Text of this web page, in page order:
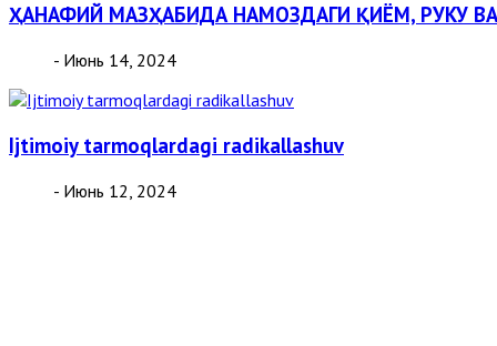
ҲАНАФИЙ МАЗҲАБИДА НАМОЗДАГИ ҚИЁМ, РУКУ
- Июнь 14, 2024
Ijtimoiy tarmoqlardagi radikallashuv
- Июнь 12, 2024